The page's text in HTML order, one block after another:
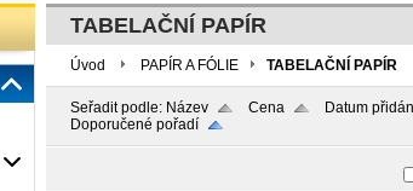
TABELAČNÍ PAPÍR
Úvod PAPÍR A FÓLIE TABELAČNÍ PAPÍR
Seřadit podle: Název Cena
Datum
Doporučené pořadí